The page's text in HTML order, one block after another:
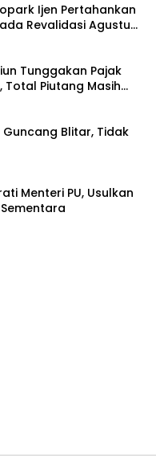
Ijen Pertahankan
Revalidasi Agustus
Tunggakan Pajak
Total Piutang Masih
Blitar, Tidak
Menteri PU, Usulkan